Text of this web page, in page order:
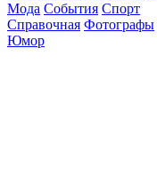
Мода События Спорт
Справочная Фотографы
Юмор